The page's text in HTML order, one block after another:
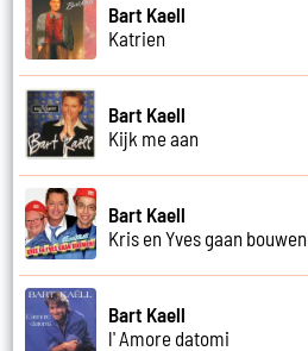
Bart Kaell
Katrien
Bart Kaell
Kijk me aan
Bart Kaell
Kris en Yves gaan bouwen
Bart Kaell
l' Amore datomi